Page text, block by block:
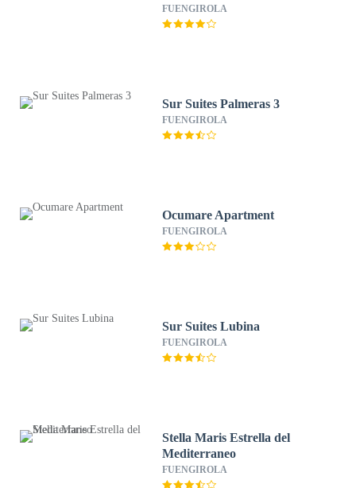
FUENGIROLA
Sur Suites Palmeras 3
FUENGIROLA
Ocumare Apartment
FUENGIROLA
Sur Suites Lubina
FUENGIROLA
Stella Maris Estrella del
Mediterraneo
FUENGIROLA